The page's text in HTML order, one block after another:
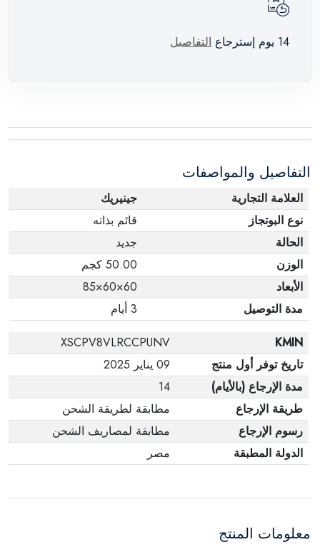
14 يوم إسترجاع التفاصيل
التفاصيل والمواصفات
العلامة التجارية
جينيريك
نوع البوتجاز
قائم بذاته
الحالة
جديد
الوزن
50.00 كجم
الأبعاد
60×60×85
مدة التوصيل
3 أيام
KMIN
XSCPV8VLRCCPUNV
تاريخ توفر أول منتج
09 يناير 2025
مدة الإرجاع (بالأيام)
14
طريقة الإرجاع
مطابقة لطريقة الشحن
رسوم الإرجاع
مطابقة لمصاريف الشحن
الدولة المطبقة
مصر
معلومات المنتج